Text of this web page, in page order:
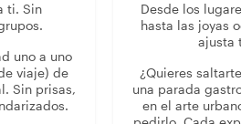
ti. Sin
uno a uno
viaje) de
Sin prisas,
Desde los
hasta las joyas
ajusta
¿Quieres
una parada
en el arte